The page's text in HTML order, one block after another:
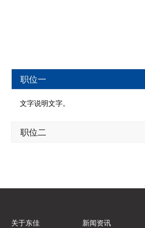
职位一
文字说明文字。
职位二
关于东佳 新闻资讯